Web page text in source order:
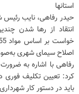
استانها
حیدر رفاهی، نایب رئیس
انتقاد از رها شدن
اصلاح سیمای شهری
رفاهی با اشاره به
کرد: تعیین تکلیف فوری
باید در دستور کار